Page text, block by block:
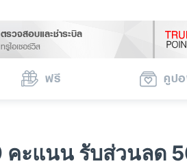
ตรวจสอบและชำระบิล
ทรูไอเซอร์วิส
ฟรี คูป
"Grab ลูกค้าทรูใช้ 159 คะ